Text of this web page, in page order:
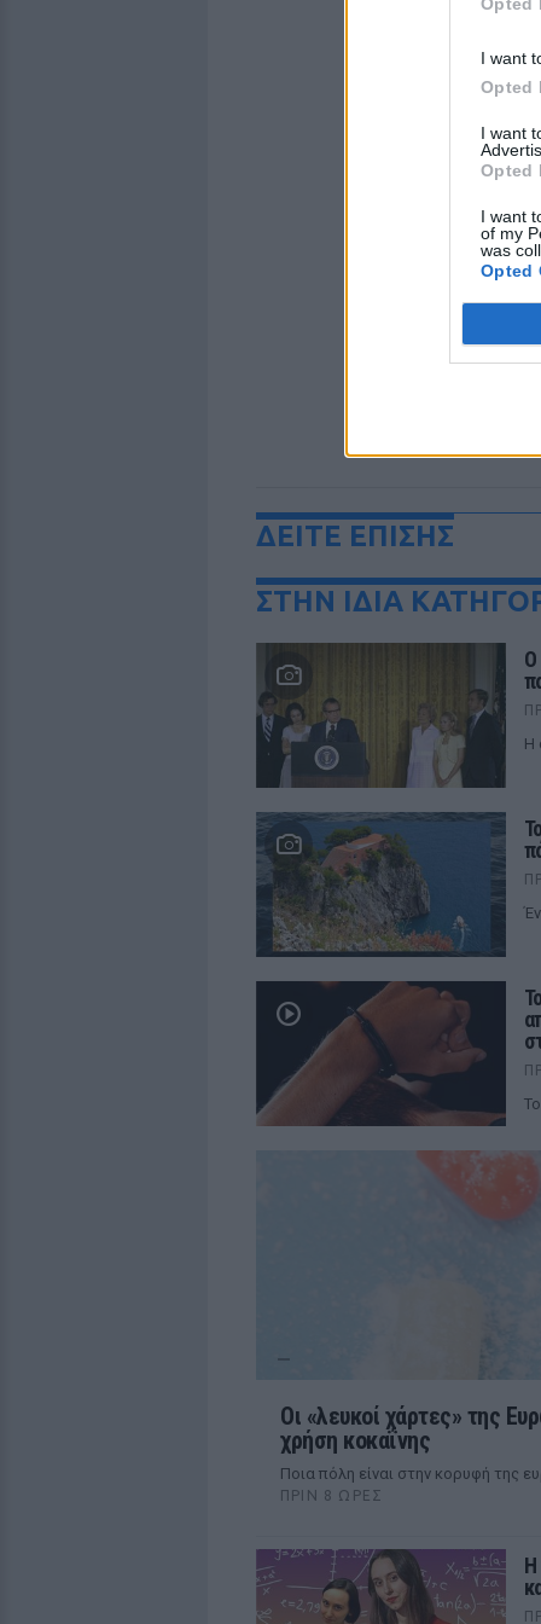
I want
Opted
I want
Opted
I want
of my
was
Opted
ΔΕΙΤΕ ΕΠΙΣΗΣ
ΣΤΗΝ ΙΔΙΑ
Ο
Η
Οι «λευκοί χάρτες» της
χρήση κοκαΐνης
Ποια πόλη είναι στην κορυφή της
ΠΡΙΝ 8 ΏΡΕΣ
Η